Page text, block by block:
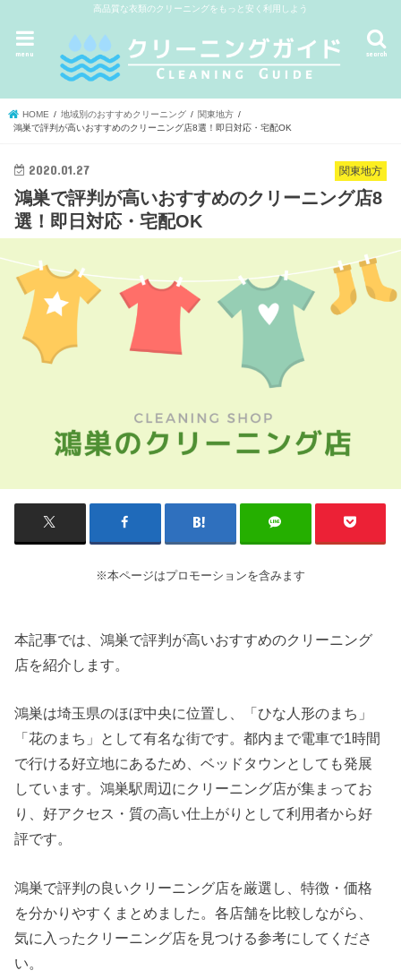
高品質な衣類のクリーニングをもっと安く利用しよう
search
menu
HOME 地域別のおすすめクリーニング
関東地方
鴻巣で評判が高いおすすめのクリーニング店8選！即日対応・宅配OK
関東地方
2020.01.27
鴻巣で評判が高いおすすめのクリーニング店8
選！即日対応・宅配OK
※本ページはプロモーションを含みます
本記事では、鴻巣で評判が高いおすすめのクリーニング
店を紹介します。
鴻巣は埼玉県のほぼ中央に位置し、「ひな人形のまち」
「花のまち」として有名な街です。都内まで電車で1時間
で行ける好立地にあるため、ベッドタウンとしても発展
しています。鴻巣駅周辺にクリーニング店が集まってお
り、好アクセス・質の高い仕上がりとして利用者から好
評です。
鴻巣で評判の良いクリーニング店を厳選し、特徴・価格
を分かりやすくまとめました。各店舗を比較しながら、
気に入ったクリーニング店を見つける参考にしてくださ
い。